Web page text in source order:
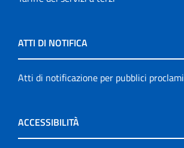
ATTI DI NOTIFICA
Atti di notificazione per pubblici proclami
ACCESSIBILITÀ